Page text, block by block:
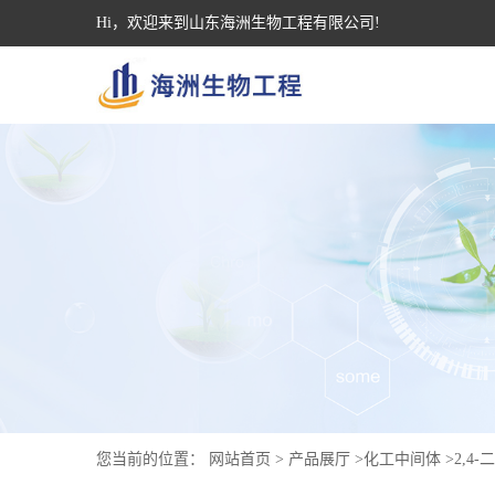
Hi，欢迎来到山东海洲生物工程有限公司!
您当前的位置： 网站首页 > 产品展厅 >化工中间体 >2,4-